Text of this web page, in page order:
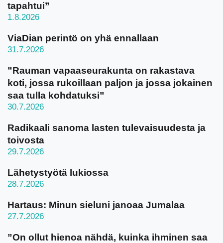
tapahtui”
1.8.2026
ViaDian perintö on yhä ennallaan
31.7.2026
”Rauman vapaaseurakunta on rakastava
koti, jossa rukoillaan paljon ja jossa jokainen
saa tulla kohdatuksi”
30.7.2026
Radikaali sanoma lasten tulevaisuudesta ja
toivosta
29.7.2026
Lähetystyötä lukiossa
28.7.2026
Hartaus: Minun sieluni janoaa Jumalaa
27.7.2026
”On ollut hienoa nähdä, kuinka ihminen saa